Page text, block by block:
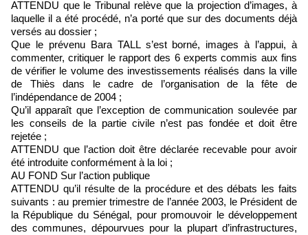
ATTENDU que le Tribunal relève que la projection d’images, à
laquelle il a été procédé, n’a porté que sur des documents déjà
versés au dossier ;
Que le prévenu Bara TALL s’est borné, images à l’appui, à
commenter, critiquer le rapport des 6 experts commis aux fins
de vérifier le volume des investissements réalisés dans la ville
de Thiès dans le cadre de l’organisation de la fête de
l’indépendance de 2004 ;
Qu’il apparaît que l’exception de communication soulevée par
les conseils de la partie civile n’est pas fondée et doit être
rejetée ;
ATTENDU que l’action doit être déclarée recevable pour avoir
été introduite conformément à la loi ;
AU FOND Sur l’action publique
ATTENDU qu’il résulte de la procédure et des débats les faits
suivants : au premier trimestre de l’année 2003, le Président de
la République du Sénégal, pour promouvoir le développement
des communes, dépourvues pour la plupart d’infrastructures,